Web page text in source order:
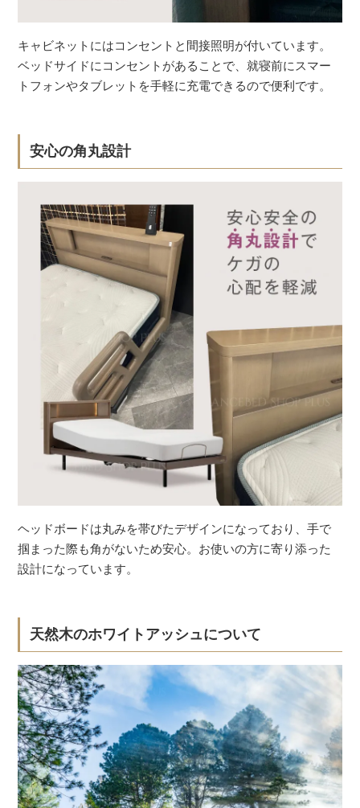
キャビネットにはコンセントと間接照明が付いています。
ベッドサイドにコンセントがあることで、就寝前にスマー
トフォンやタブレットを手軽に充電できるので便利です。
安心の角丸設計
ヘッドボードは丸みを帯びたデザインになっており、手で
掴まった際も角がないため安心。お使いの方に寄り添った
設計になっています。
天然木のホワイトアッシュについて